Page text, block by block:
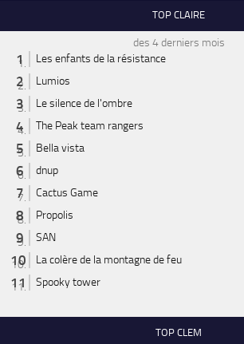
TOP CLAIRE
des 4 derniers mois
Les enfants de la résistance
Lumios
Le silence de l'ombre
The Peak team rangers
Bella vista
dnup
Cactus Game
Propolis
SAN
La colère de la montagne de feu
Spooky tower
TOP CLEM